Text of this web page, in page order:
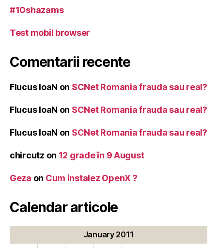
#10shazams
Test mobil browser
Comentarii recente
Flucus IoaN on SCNet Romania frauda sau real?
Flucus IoaN on SCNet Romania frauda sau real?
Flucus IoaN on SCNet Romania frauda sau real?
chircutz on 12 grade în 9 August
Geza on Cum instalez OpenX ?
Calendar articole
January 2011